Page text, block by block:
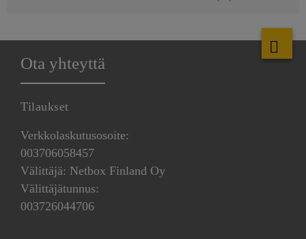
Ota yhteyttä
Tilaukset
Verkkolaskutusosoite:
003706058457
Välittäjä: Netbox Finland Oy
Välittäjätunnus:
003726044706